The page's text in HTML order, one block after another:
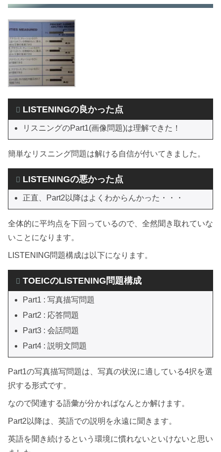
LISTENINGの良かった点
リスニングのPart1(画像問題)は理解できた！
簡単なリスニング問題は解ける自信が付いてきました。
LISTENINGの悪かった点
正直、Part2以降はよくわからんかった・・・
全体的に平均点を下回っているので、全然聞き取れていな
いことになります。
LISTENING問題構成は以下になります。
TOEICのLISTENING問題構成
Part1 : 写真描写問題
Part2 : 応答問題
Part3 : 会話問題
Part4 : 説明文問題
Part1の写真描写問題は、写真の状況に適している4択を選
択する形式です。
なので関連する語彙が分かればなんとか解けます。
Part2以降は、英語での説明を永遠に聞きます。
英語を聞き続けるという環境に慣れないといけないと思い